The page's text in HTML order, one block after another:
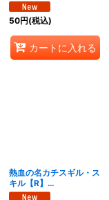
50円(税込)
カートに入れる
熱血の名カチスギル・ス
キル【R】
{26RP216/77}《闇》